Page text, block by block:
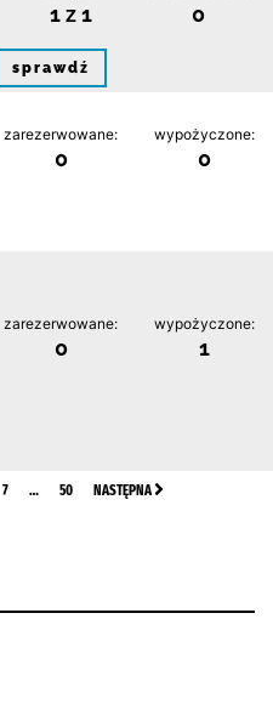
1 z 1 0
sprawdź
zarezerwowane:
0
wypożyczone:
0
zarezerwowane:
0
wypożyczone:
1
7 … 50 NASTĘPNA